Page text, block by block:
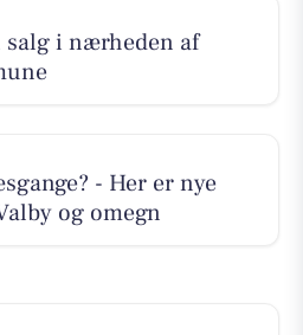
i nærheden af
- Her er nye
og omegn